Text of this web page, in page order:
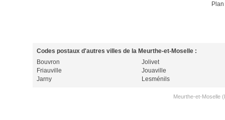
Codes postaux d'autres villes de la Meurthe-et-Moselle :
Bouvron
Friauville
Jarny
Jolivet
Jouaville
Lesménils
Meurthe-et-Moselle